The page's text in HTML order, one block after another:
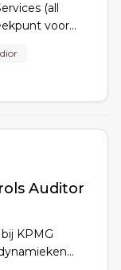
(all
voor
coacht
PwC-
Auditor
KPMG